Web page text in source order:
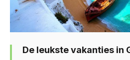
De leukste vakanties in